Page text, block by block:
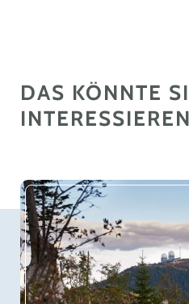
DAS KÖNNTE
INTERESSIEREN